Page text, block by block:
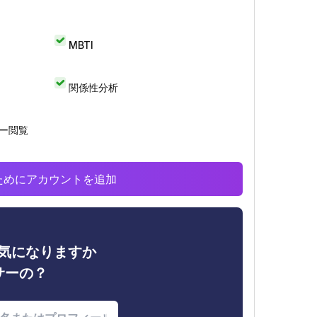
MBTI
関係性分析
閲覧
にアカウントを追加
になりますか
の？